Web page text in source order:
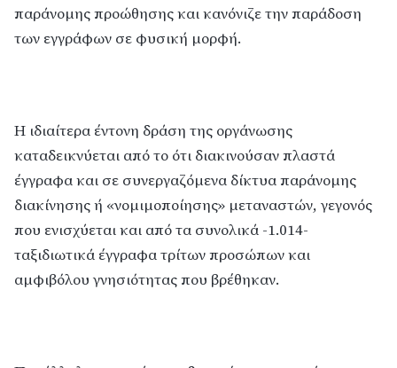
παράνομης προώθησης και κανόνιζε την παράδοση
των εγγράφων σε φυσική μορφή.
Η ιδιαίτερα έντονη δράση της οργάνωσης
καταδεικνύεται από το ότι διακινούσαν πλαστά
έγγραφα και σε συνεργαζόμενα δίκτυα παράνομης
διακίνησης ή «νομιμοποίησης» μεταναστών, γεγονός
που ενισχύεται και από τα συνολικά -1.014-
ταξιδιωτικά έγγραφα τρίτων προσώπων και
αμφιβόλου γνησιότητας που βρέθηκαν.